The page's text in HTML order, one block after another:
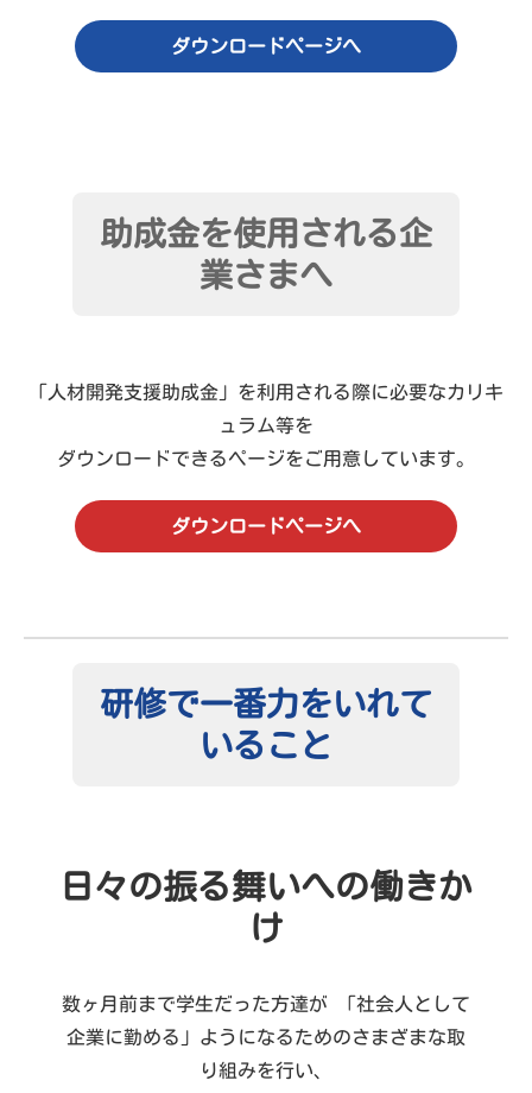
ダウンロードページへ
助成金を使用される企
業さまへ
「人材開発支援助成金」を利用される際に必要なカリキ
ュラム等を
ダウンロードできるページをご用意しています。
ダウンロードページへ
研修で一番力をいれて
いること
日々の振る舞いへの働きか
け
数ヶ月前まで学生だった方達が 「社会人として
企業に勤める」ようになるためのさまざまな取
り組みを行い、